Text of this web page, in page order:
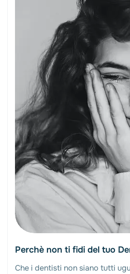
Perchè non ti fidi del tuo
Che i dentisti non siano tutti